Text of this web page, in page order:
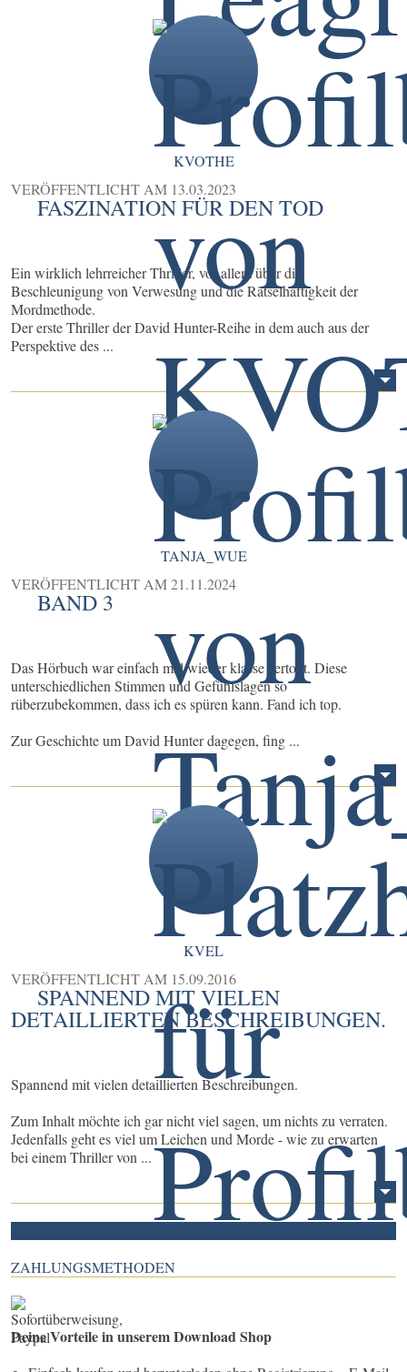
KVOTHE
VERÖFFENTLICHT AM 13.03.2023
FASZINATION FÜR DEN TOD
Ein wirklich lehrreicher Thriller, vor allem über die
Beschleunigung von Verwesung und die Rätselhaftigkeit der
Mordmethode.
Der erste Thriller der David Hunter-Reihe in dem auch aus der
Perspektive des ...
TANJA_WUE
VERÖFFENTLICHT AM21.11.2024
BAND 3
Das Hörbuch war einfach mal wieder klasse vertont. Diese
unterschiedlichen Stimmen und Gefühlslagen so
rüberzubekommen, dass ich es spüren kann. Fand ich top.
Zur Geschichte um David Hunter dagegen, fing ...
KVEL
VERÖFFENTLICHT AM 15.09.2016
SPANNEND MIT VIELEN
DETAILLIERTEN BESCHREIBUNGEN.
Spannend mit vielen detaillierten Beschreibungen.
Zum Inhalt möchte ich gar nicht viel sagen, um nichts zu verraten.
Jedenfalls geht es viel um Leichen und Morde - wie zu erwarten
bei einem Thriller von ...
ZAHLUNGSMETHODEN
Deine Vorteile in unserem Download Shop